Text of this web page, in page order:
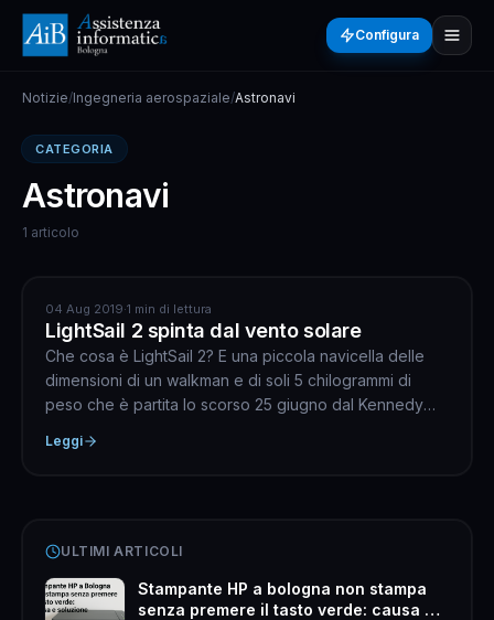
Configura
Notizie/Ingegneria aerospaziale/Astronavi
CATEGORIA
Astronavi
1 articolo
ASTRONAVI
04 Aug 2019·1 min di lettura
LightSail 2 spinta dal vento solare
Che cosa è LightSail 2? E una piccola navicella delle
dimensioni di un walkman e di soli 5 chilogrammi di
peso che è partita lo scorso 25 giugno dal Kennedy
Leggi
ULTIMI ARTICOLI
Stampante HP a bologna non stampa
senza premere il tasto verde: causa e